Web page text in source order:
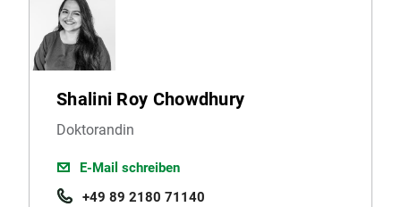
Shalini Roy Chowdhury
Doktorandin
E-Mail schreiben
+49 89 2180 71140